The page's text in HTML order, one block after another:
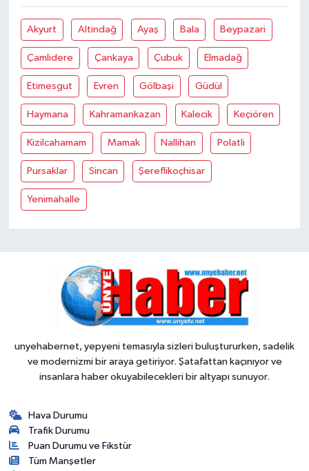
Akyurt Altindağ Ayaş Bala Beypazari
Çamlidere Çankaya Çubuk Elmadağ
Etimesgut Evren Gölbaşi Güdül
Haymana Kahramankazan Kalecik Keçiören
Kizilcahamam Mamak Nallihan Polatli
Pursaklar Sincan Şereflikoçhisar
Yenimahalle
unyehabernet, yepyeni temasıyla sizleri buluştururken, sadelik
ve modernizmi bir araya getiriyor. Şatafattan kaçınıyor ve
insanlara haber okuyabilecekleri bir altyapı sunuyor.
Hava Durumu
Trafik Durumu
Puan Durumu ve Fikstür
Tüm Manşetler